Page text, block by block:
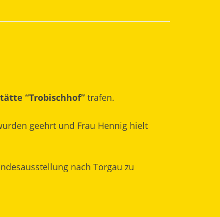
“Trobischhof” trafen.
geehrt und Frau Hennig hielt
nach Torgau zu